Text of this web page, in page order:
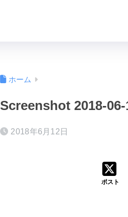
ホーム
Screenshot 2018-06-
2018年6月12日
ポスト